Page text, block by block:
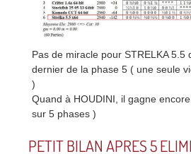
Pas de miracle pour STRELKA 5.5
dernier de la phase 5 ( une seule
)
Quand à HOUDINI, il gagne
sur 5 phases )
PETIT BILAN APRES 5